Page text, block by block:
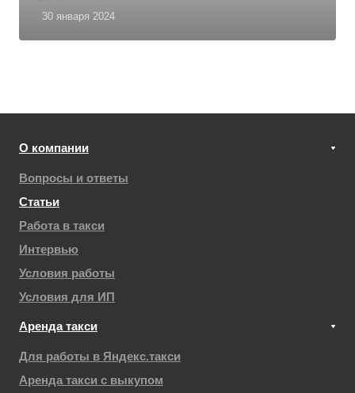
30 января 2024
О компании
Вопросы и ответы
Статьи
Работа в такси
Интервью
Условия работы
Условия для ИП
Аренда такси
Для работы в Яндекс.такси
Аренда такси с выкупом